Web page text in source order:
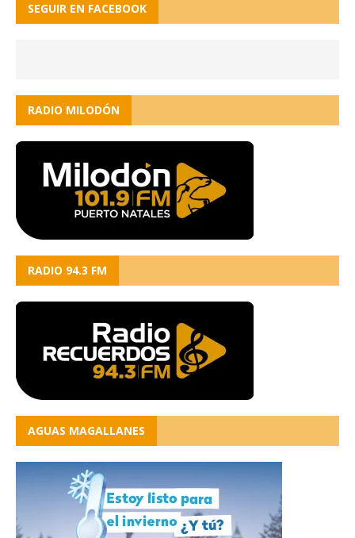
SEGUIR EN FACEBOOK
RADIO MILODÓN
RADIO 94.3 FM
AGUAS MAGALLANES